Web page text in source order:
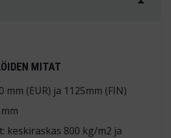
MITAT
mm (EUR) ja 1125mm (FIN)
keskiraskas 800 kg/m2 ja